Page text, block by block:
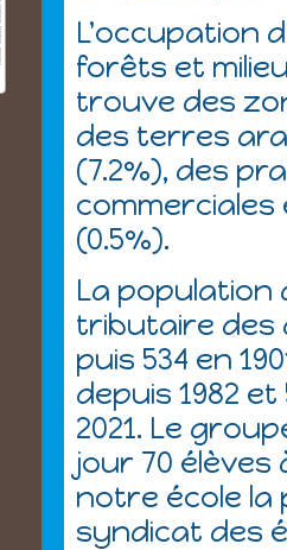
L'occupation
forêts et
trouve des
des terres
(7.2%), des
commerciales
(0.5%).
La population
tributaire des
puis 534 en
depuis 1982
2021. Le
jour 70
notre école la
syndicat des